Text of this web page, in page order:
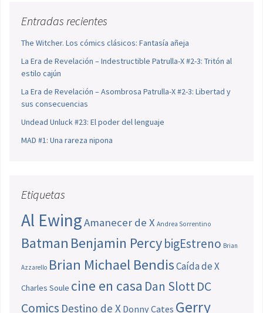
Entradas recientes
The Witcher. Los cómics clásicos: Fantasía añeja
La Era de Revelación – Indestructible Patrulla-X #2-3: Tritón al
estilo cajún
La Era de Revelación – Asombrosa Patrulla-X #2-3: Libertad y
sus consecuencias
Undead Unluck #23: El poder del lenguaje
MAD #1: Una rareza nipona
Etiquetas
Al EwingAmanecer de X Andrea Sorrentino
Batman Benjamin PercybigEstreno Brian
Azzarello Brian Michael BendisCaída de X
Charles Soule cine en casa Dan SlottDC
Comics Destino de X Donny Cates Gerry